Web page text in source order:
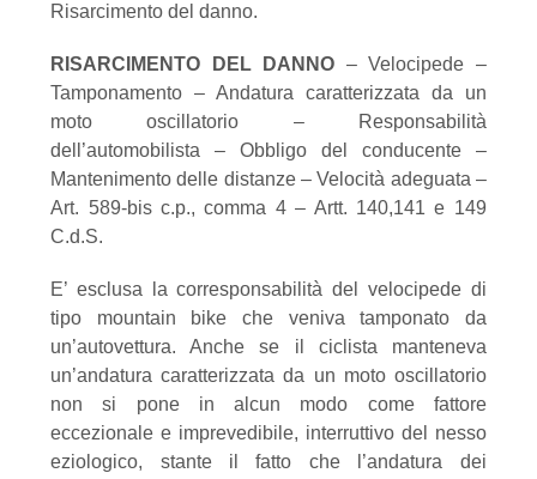
Risarcimento del danno.
RISARCIMENTO DEL DANNO – Velocipede –
Tamponamento – Andatura caratterizzata da un
moto oscillatorio – Responsabilità
dell’automobilista – Obbligo del conducente –
Mantenimento delle distanze – Velocità adeguata –
Art. 589-bis c.p., comma 4 – Artt. 140,141 e 149
C.d.S.
E’ esclusa la corresponsabilità del velocipede di
tipo mountain bike che veniva tamponato da
un’autovettura. Anche se il ciclista manteneva
un’andatura caratterizzata da un moto oscillatorio
non si pone in alcun modo come fattore
eccezionale e imprevedibile, interruttivo del nesso
eziologico, stante il fatto che l’andatura dei